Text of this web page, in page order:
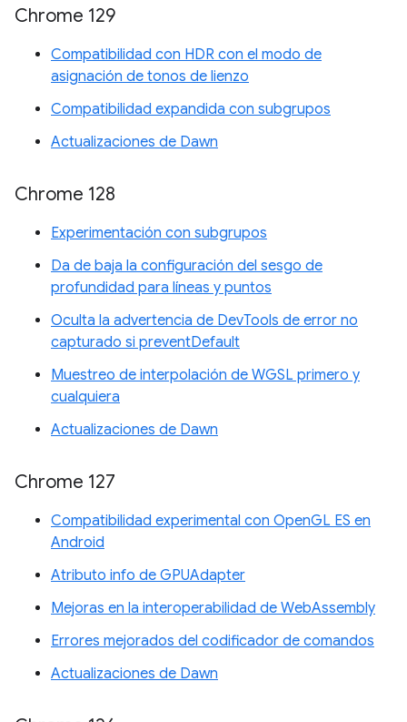
Chrome 129
Compatibilidad con HDR con el modo de
asignación de tonos de lienzo
Compatibilidad expandida con subgrupos
Actualizaciones de Dawn
Chrome 128
Experimentación con subgrupos
Da de baja la configuración del sesgo de
profundidad para líneas y puntos
Oculta la advertencia de DevTools de error no
capturado si preventDefault
Muestreo de interpolación de WGSL primero y
cualquiera
Actualizaciones de Dawn
Chrome 127
Compatibilidad experimental con OpenGL ES en
Android
Atributo info de GPUAdapter
Mejoras en la interoperabilidad de WebAssembly
Errores mejorados del codificador de comandos
Actualizaciones de Dawn